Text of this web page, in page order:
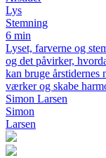
Lys
Stemning
6 min
Lyset, farverne og
og det påvirker,
kan bruge
værker og skabe
Simon Larsen
Simon
Larsen